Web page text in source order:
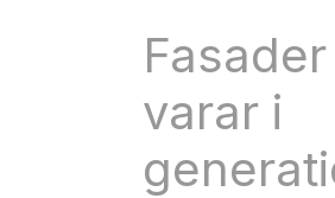
varar i